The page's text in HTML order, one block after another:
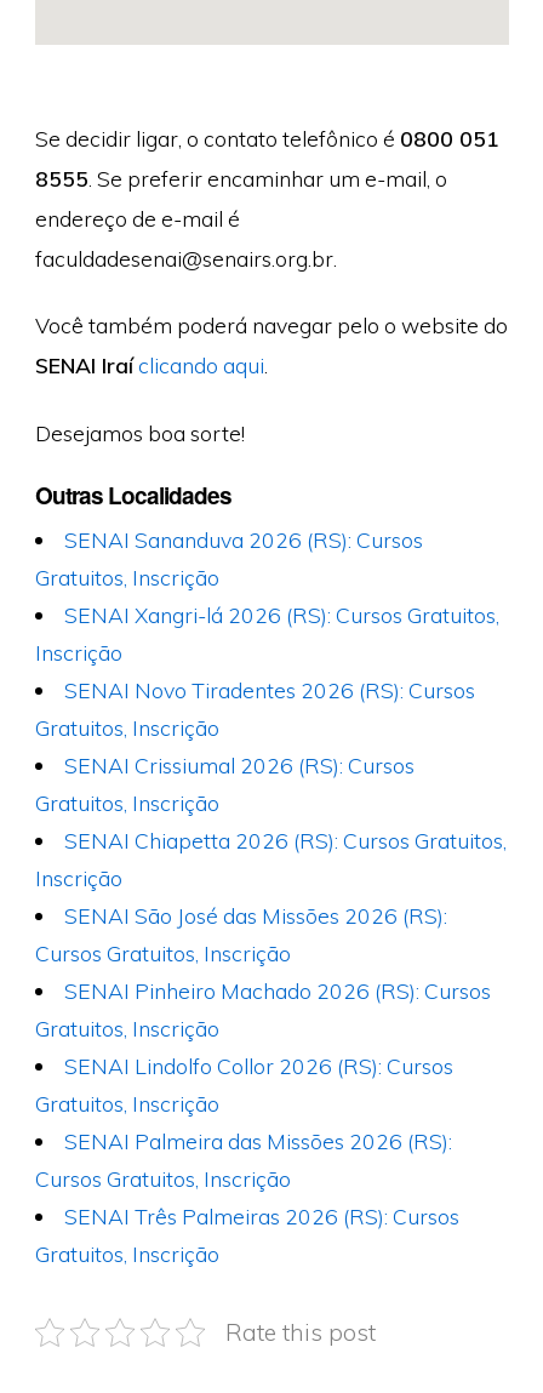
Se decidir ligar, o contato telefônico é 0800 051
8555 . Se preferir encaminhar um e-mail, o
endereço de e-mail é
faculdadesenai@senairs.org.br.
Você também poderá navegar pelo o website do
SENAI Iraíclicando aqui
Desejamos boa sorte!
Outras Localidades
SENAI Sananduva 2026 (RS): Cursos
Gratuitos, Inscrição
SENAI Xangri-lá 2026 (RS): Cursos Gratuitos,
Inscrição
SENAI Novo Tiradentes 2026 (RS): Cursos
Gratuitos, Inscrição
SENAI Crissiumal 2026 (RS): Cursos
Gratuitos, Inscrição
SENAI Chiapetta 2026 (RS): Cursos Gratuitos,
Inscrição
SENAI São José das Missões 2026 (RS):
Cursos Gratuitos, Inscrição
SENAI Pinheiro Machado 2026 (RS): Cursos
Gratuitos, Inscrição
SENAI Lindolfo Collor 2026 (RS): Cursos
Gratuitos, Inscrição
SENAI Palmeira das Missões 2026 (RS):
Cursos Gratuitos, Inscrição
SENAI Três Palmeiras 2026 (RS): Cursos
Gratuitos, Inscrição
Rate this post